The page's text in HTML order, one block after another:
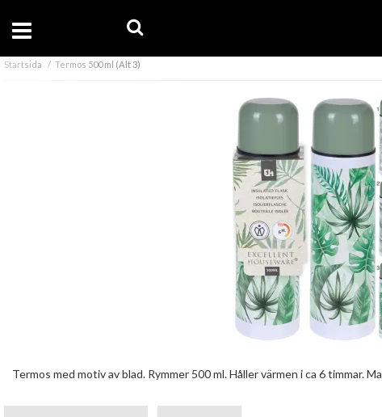
Startsida Termos 500 ml (Alt 3)
Termos med motiv av blad. Rymmer 500 ml. Håller värmen i ca 6 timmar.